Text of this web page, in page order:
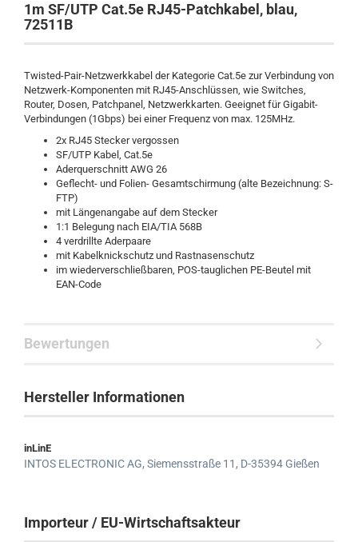
1m SF/UTP Cat.5e RJ45-Patchkabel, blau,
72511B
Twisted-Pair-Netzwerkkabel der Kategorie Cat.5e zur Verbindung von
Netzwerk-Komponenten mit RJ45-Anschlüssen, wie Switches,
Router, Dosen, Patchpanel, Netzwerkkarten. Geeignet für Gigabit-
Verbindungen (1Gbps) bei einer Frequenz von max. 125MHz.
2x RJ45 Stecker vergossen
SF/UTP Kabel, Cat.5e
Aderquerschnitt AWG 26
Geflecht- und Folien- Gesamtschirmung (alte Bezeichnung: S-
FTP)
mit Längenangabe auf dem Stecker
1:1 Belegung nach EIA/TIA 568B
4 verdrillte Aderpaare
mit Kabelknickschutz und Rastnasenschutz
im wiederverschließbaren, POS-tauglichen PE-Beutel mit
EAN-Code
Bewertungen
Hersteller Informationen
inLinE
INTOS ELECTRONIC AG, Siemensstraße 11, D-35394 Gießen
Importeur / EU-Wirtschaftsakteur